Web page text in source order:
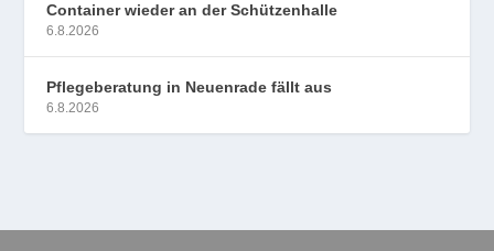
Container wieder an der Schützenhalle
6.8.2026
Pflegeberatung in Neuenrade fällt aus
6.8.2026